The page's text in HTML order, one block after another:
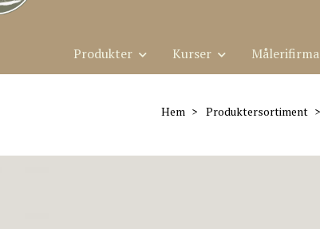
Produkter Kurser Målerifirma
Hem Produktersortiment